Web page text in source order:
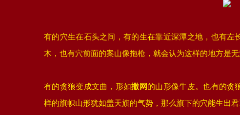
有的穴生在石头之间，有的生在靠近深潭之地，也有左
木，也有穴前面的案山像拖枪，就会认为这样的地方是
有的贪狼变成文曲，形如撒网 的山形像牛皮。也有的贪
样的旗帜山形犹如盖天旗的气势，那么旗下的穴能生出君